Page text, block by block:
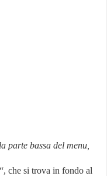
parte bassa del menu,
“, che si trova in fondo al